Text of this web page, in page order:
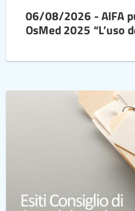
06/08/2026 - AIFA
OsMed 2025 “L’uso